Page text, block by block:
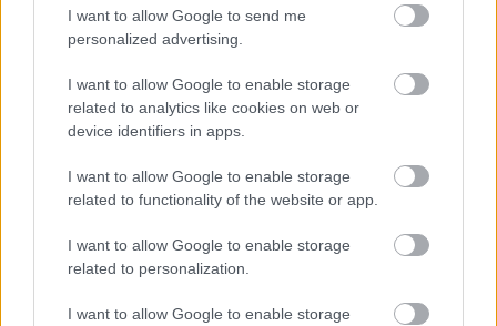
I want to allow Google to send me
personalized advertising.
I want to allow Google to enable storage
related to analytics like cookies on web or
device identifiers in apps.
I want to allow Google to enable storage
related to functionality of the website or app.
I want to allow Google to enable storage
related to personalization.
I want to allow Google to enable storage
Nem ecettel és nem szódabikarbónával: ezzel lesz
újra csillogó a vízköves csap